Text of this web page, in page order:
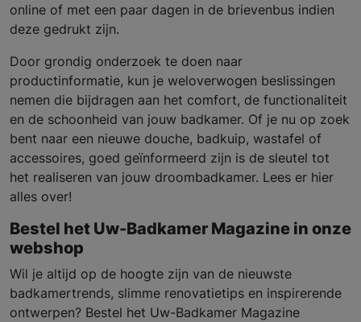
online of met een paar dagen in de brievenbus indien
deze gedrukt zijn.
Door grondig onderzoek te doen naar
productinformatie, kun je weloverwogen beslissingen
nemen die bijdragen aan het comfort, de functionaliteit
en de schoonheid van jouw badkamer. Of je nu op zoek
bent naar een nieuwe douche, badkuip, wastafel of
accessoires, goed geïnformeerd zijn is de sleutel tot
het realiseren van jouw droombadkamer. Lees er hier
alles over!
Bestel het Uw-Badkamer Magazine in onze
webshop
Wil je altijd op de hoogte zijn van de nieuwste
badkamertrends, slimme renovatietips en inspirerende
ontwerpen? Bestel het Uw-Badkamer Magazine